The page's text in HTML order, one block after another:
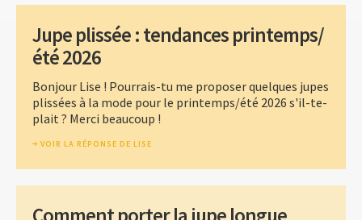
Jupe plissée : tendances printemps/
été 2026
Bonjour Lise ! Pourrais-tu me proposer quelques jupes
plissées à la mode pour le printemps/été 2026 s'il-te-
plait ? Merci beaucoup !
VOIR LA RÉPONSE DE LISE